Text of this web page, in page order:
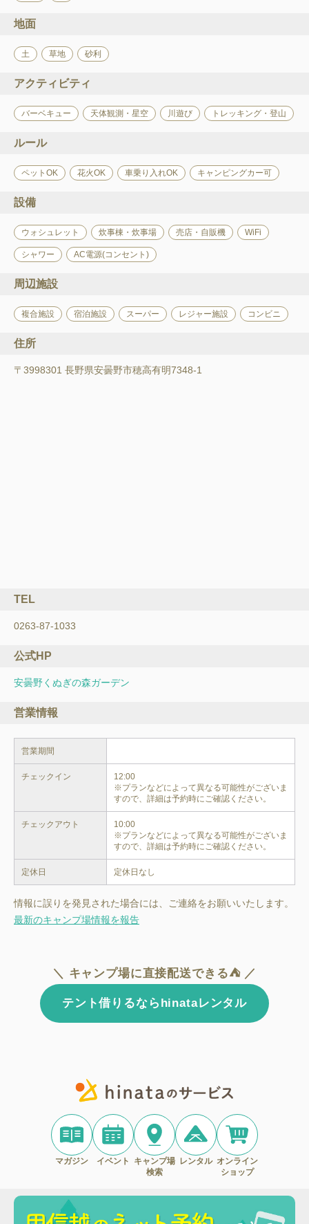
地面
土 草地 砂利
アクティビティ
バーベキュー 天体観測・星空 川遊び トレッキング・登山
ルール
ペットOK 花火OK 車乗り入れOK キャンピングカー可
設備
ウォシュレット 炊事棟・炊事場 売店・自販機 WiFi
シャワー AC電源(コンセント)
周辺施設
複合施設 宿泊施設 スーパー レジャー施設 コンビニ
住所
〒3998301 長野県安曇野市穂高有明7348-1
TEL
0263-87-1033
公式HP
安曇野くぬぎの森ガーデン
営業情報
営業期間
チェックイン
12:00
※プランなどによって異なる可能性がございま
すので、詳細は予約時にご確認ください。
チェックアウト
10:00
※プランなどによって異なる可能性がございま
すので、詳細は予約時にご確認ください。
定休日 定休日なし
情報に誤りを発見された場合には、ご連絡をお願いいたします。
最新のキャンプ場情報を報告
＼ キャンプ場に直接配送できる⛺ ／
テント借りるならhinataレンタル
マガジン イベント
キャンプ場
検索
レンタル オンライン
ショップ